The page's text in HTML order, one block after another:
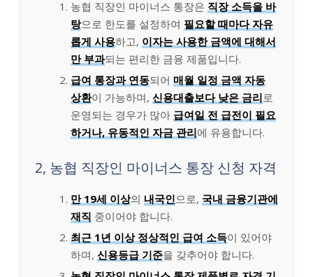
농협 직장인 마이너스 통장은 직장 소득을 바
탕으로 한도를 설정하여 필요할 때마다 자유
롭게 사용하고, 이자는 사용한 금액에 대해서
만 부과되는 편리한 금융 제품입니다.
급여 통장과 연동되어 매월 일정 금액 자동
상환이 가능하며, 신용대출보다 낮은 금리로
운영되는 경우가 많아 급여일 전 급전이 필요
하거나, 유동적인 자금 관리에 유용합니다.
2, 농협 직장인 마이너스 통장 신청 자격
만 19세 이상의 내국인으로, 국내 금융기관에
재직 중이어야 합니다.
최근 1년 이상 정상적인 급여 소득이 있어야
하며, 신용등급 기준을 갖추어야 합니다.